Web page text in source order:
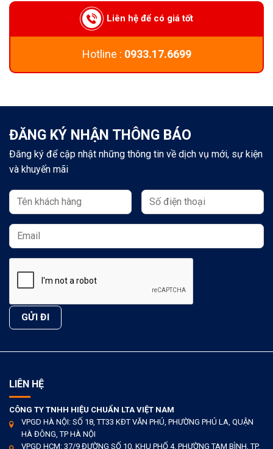
Liên hệ để có giá tốt
Hotline : 0933.17.6699
ĐĂNG KÝ NHẬN THÔNG BÁO
Đăng ký để cập nhật những thông tin về dịch vụ mới, sự kiện
và khuyến mãi
LIÊN HỆ
CÔNG TY TNHH HIỆU CHUẨN LTA VIỆT NAM
VPGD HÀ NỘI: SỐ 18, TT33 KĐT VĂN PHÚ, PHƯỜNG PHÚ LA, QUẬN
HÀ ĐÔNG, TP HÀ NỘI
VPGD HCM: 37/9 ĐƯỜNG SỐ 10, KHU PHỐ 4, PHƯỜNG TAM BÌNH, TP.